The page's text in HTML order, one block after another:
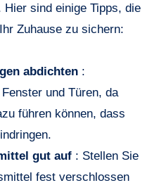
sind einige Tipps, die
Zuhause zu sichern:
abdichten:
und Türen, da
führen können, dass
gut auf: Stellen Sie
fest verschlossen